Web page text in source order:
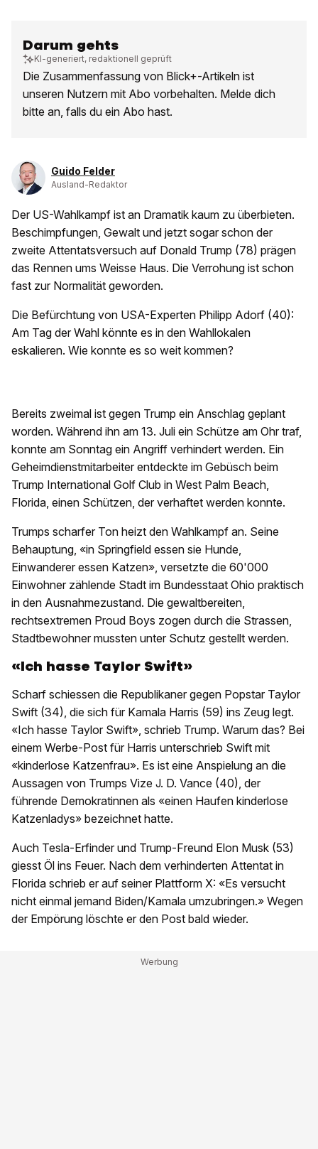
Darum gehts
KI-generiert, redaktionell geprüft
Die Zusammenfassung von Blick+-Artikeln ist
unseren Nutzern mit Abo vorbehalten. Melde dich
bitte an, falls du ein Abo hast.
Guido Felder
Ausland-Redaktor
Der US-Wahlkampf ist an Dramatik kaum zu überbieten.
Beschimpfungen, Gewalt und jetzt sogar schon der
zweite Attentatsversuch auf Donald Trump (78) prägen
das Rennen ums Weisse Haus. Die Verrohung ist schon
fast zur Normalität geworden.
Die Befürchtung von USA-Experten Philipp Adorf (40):
Am Tag der Wahl könnte es in den Wahllokalen
eskalieren. Wie konnte es so weit kommen?
Bereits zweimal ist gegen Trump ein Anschlag geplant
worden. Während ihn am 13. Juli ein Schütze am Ohr traf,
konnte am Sonntag ein Angriff verhindert werden. Ein
Geheimdienstmitarbeiter entdeckte im Gebüsch beim
Trump International Golf Club in West Palm Beach,
Florida, einen Schützen, der verhaftet werden konnte.
Trumps scharfer Ton heizt den Wahlkampf an. Seine
Behauptung, «in Springfield essen sie Hunde,
Einwanderer essen Katzen», versetzte die 60'000
Einwohner zählende Stadt im Bundesstaat Ohio praktisch
in den Ausnahmezustand. Die gewaltbereiten,
rechtsextremen Proud Boys zogen durch die Strassen,
Stadtbewohner mussten unter Schutz gestellt werden.
«Ich hasse Taylor Swift»
Scharf schiessen die Republikaner gegen Popstar Taylor
Swift (34), die sich für Kamala Harris (59) ins Zeug legt.
«Ich hasse Taylor Swift», schrieb Trump. Warum das? Bei
einem Werbe-Post für Harris unterschrieb Swift mit
«kinderlose Katzenfrau». Es ist eine Anspielung an die
Aussagen von Trumps Vize J. D. Vance (40), der
führende Demokratinnen als «einen Haufen kinderlose
Katzenladys» bezeichnet hatte.
Auch Tesla-Erfinder und Trump-Freund Elon Musk (53)
giesst Öl ins Feuer. Nach dem verhinderten Attentat in
Florida schrieb er auf seiner Plattform X: «Es versucht
nicht einmal jemand Biden/Kamala umzubringen.» Wegen
der Empörung löschte er den Post bald wieder.